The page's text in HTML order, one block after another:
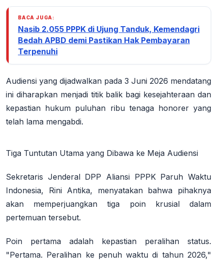
BACA JUGA:
Nasib 2.055 PPPK di Ujung Tanduk, Kemendagri
Bedah APBD demi Pastikan Hak Pembayaran
Terpenuhi
Audiensi yang dijadwalkan pada 3 Juni 2026 mendatang
ini diharapkan menjadi titik balik bagi kesejahteraan dan
kepastian hukum puluhan ribu tenaga honorer yang
telah lama mengabdi.
Tiga Tuntutan Utama yang Dibawa ke Meja Audiensi
Sekretaris Jenderal DPP Aliansi PPPK Paruh Waktu
Indonesia, Rini Antika, menyatakan bahwa pihaknya
akan memperjuangkan tiga poin krusial dalam
pertemuan tersebut.
Poin pertama adalah kepastian peralihan status.
"Pertama. Peralihan ke penuh waktu di tahun 2026,"